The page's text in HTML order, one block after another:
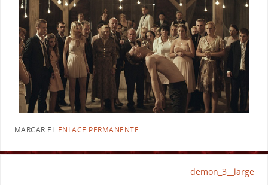
MARCAR EL ENLACE PERMANENTE.
demon_3__large